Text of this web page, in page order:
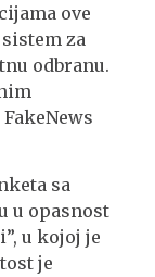
ove
za
odbranu.
sa
u opasnost
u kojoj je
je